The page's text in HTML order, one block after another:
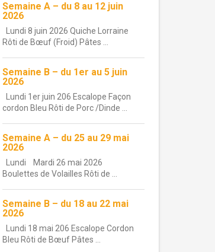
Semaine A – du 8 au 12 juin
2026
Lundi 8 juin 2026 Quiche Lorraine
Rôti de Bœuf (Froid) Pâtes ...
Semaine B – du 1er au 5 juin
2026
Lundi 1er juin 206 Escalope Façon
cordon Bleu Rôti de Porc /Dinde ...
Semaine A – du 25 au 29 mai
2026
Lundi Mardi 26 mai 2026
Boulettes de Volailles Rôti de ...
Semaine B – du 18 au 22 mai
2026
Lundi 18 mai 206 Escalope Cordon
Bleu Rôti de Bœuf Pâtes ...